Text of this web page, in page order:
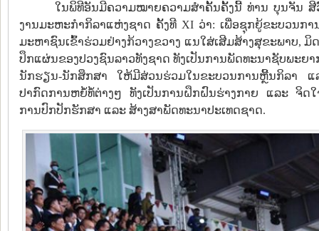
ໃນພິທີອັນມີຄວາມໝາຍຄວາມສໍາຄັ້ນຄັ້ງນີ້ ທ່ານ ບຸນຈັນ ສີ
ງານມະຫະກໍາກິລາແຫ່ງຊາດ ຄັ້ງທີ XI ວ່າ: ເພື່ອຊຸກຍູ້ຂະບວນກາ
ມະຫາຊົນເຂົ້າຮ່ວມຢ່າງກ້ວາງຂວາງ ແນໃສ່ເສີມສ້າງສຸຂະພາບ,
ປຶກແຜ່ນຂອງປວງຊົນລາວທັງຊາດ ທັງເປັນການພັດທະນາຊັບພະ
ນັກຮຽນ-ນັກສຶກສາ ໃຫ້ມີສ່ວນຮ່ວມໃນຂະບວນການຫຼີ້ນກິລາ ແ
ປາກົດການຫຍໍ້ທໍ້ຕ່າງໆ ທັງເປັນການຝຶກຝົນຮ່າງກາຍ ແລະ ຈິດ
ການປົກປັກຮັກສາ ແລະ ສ້າງສາພັດທະນາປະເທດຊາດ.